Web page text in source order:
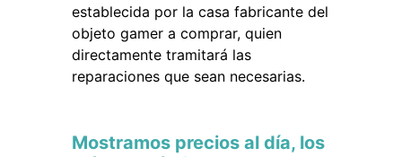
establecida por la casa fabricante del
objeto gamer a comprar, quien
directamente tramitará las
reparaciones que sean necesarias.
Mostramos precios al día, los